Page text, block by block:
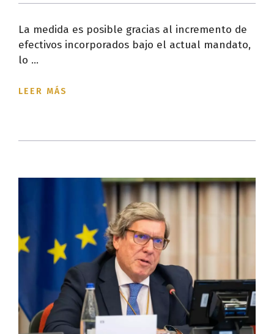
La medida es posible gracias al incremento de
efectivos incorporados bajo el actual mandato,
lo ...
LEER MÁS